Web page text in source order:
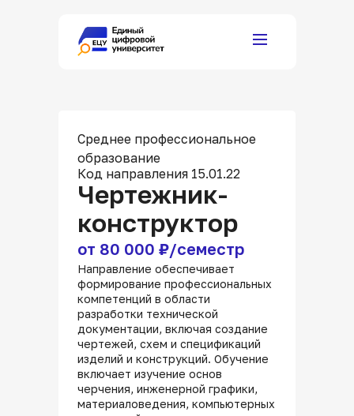
Среднее профессиональное
образование
Код направления 15.01.22
Чертежник-
конструктор
от 80 000 ₽/семестр
Направление обеспечивает
формирование профессиональных
компетенций в области
разработки технической
документации, включая создание
чертежей, схем и спецификаций
изделий и конструкций. Обучение
включает изучение основ
черчения, инженерной графики,
материаловедения, компьютерных